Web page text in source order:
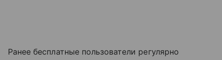
Ранее бесплатные пользователи регулярно